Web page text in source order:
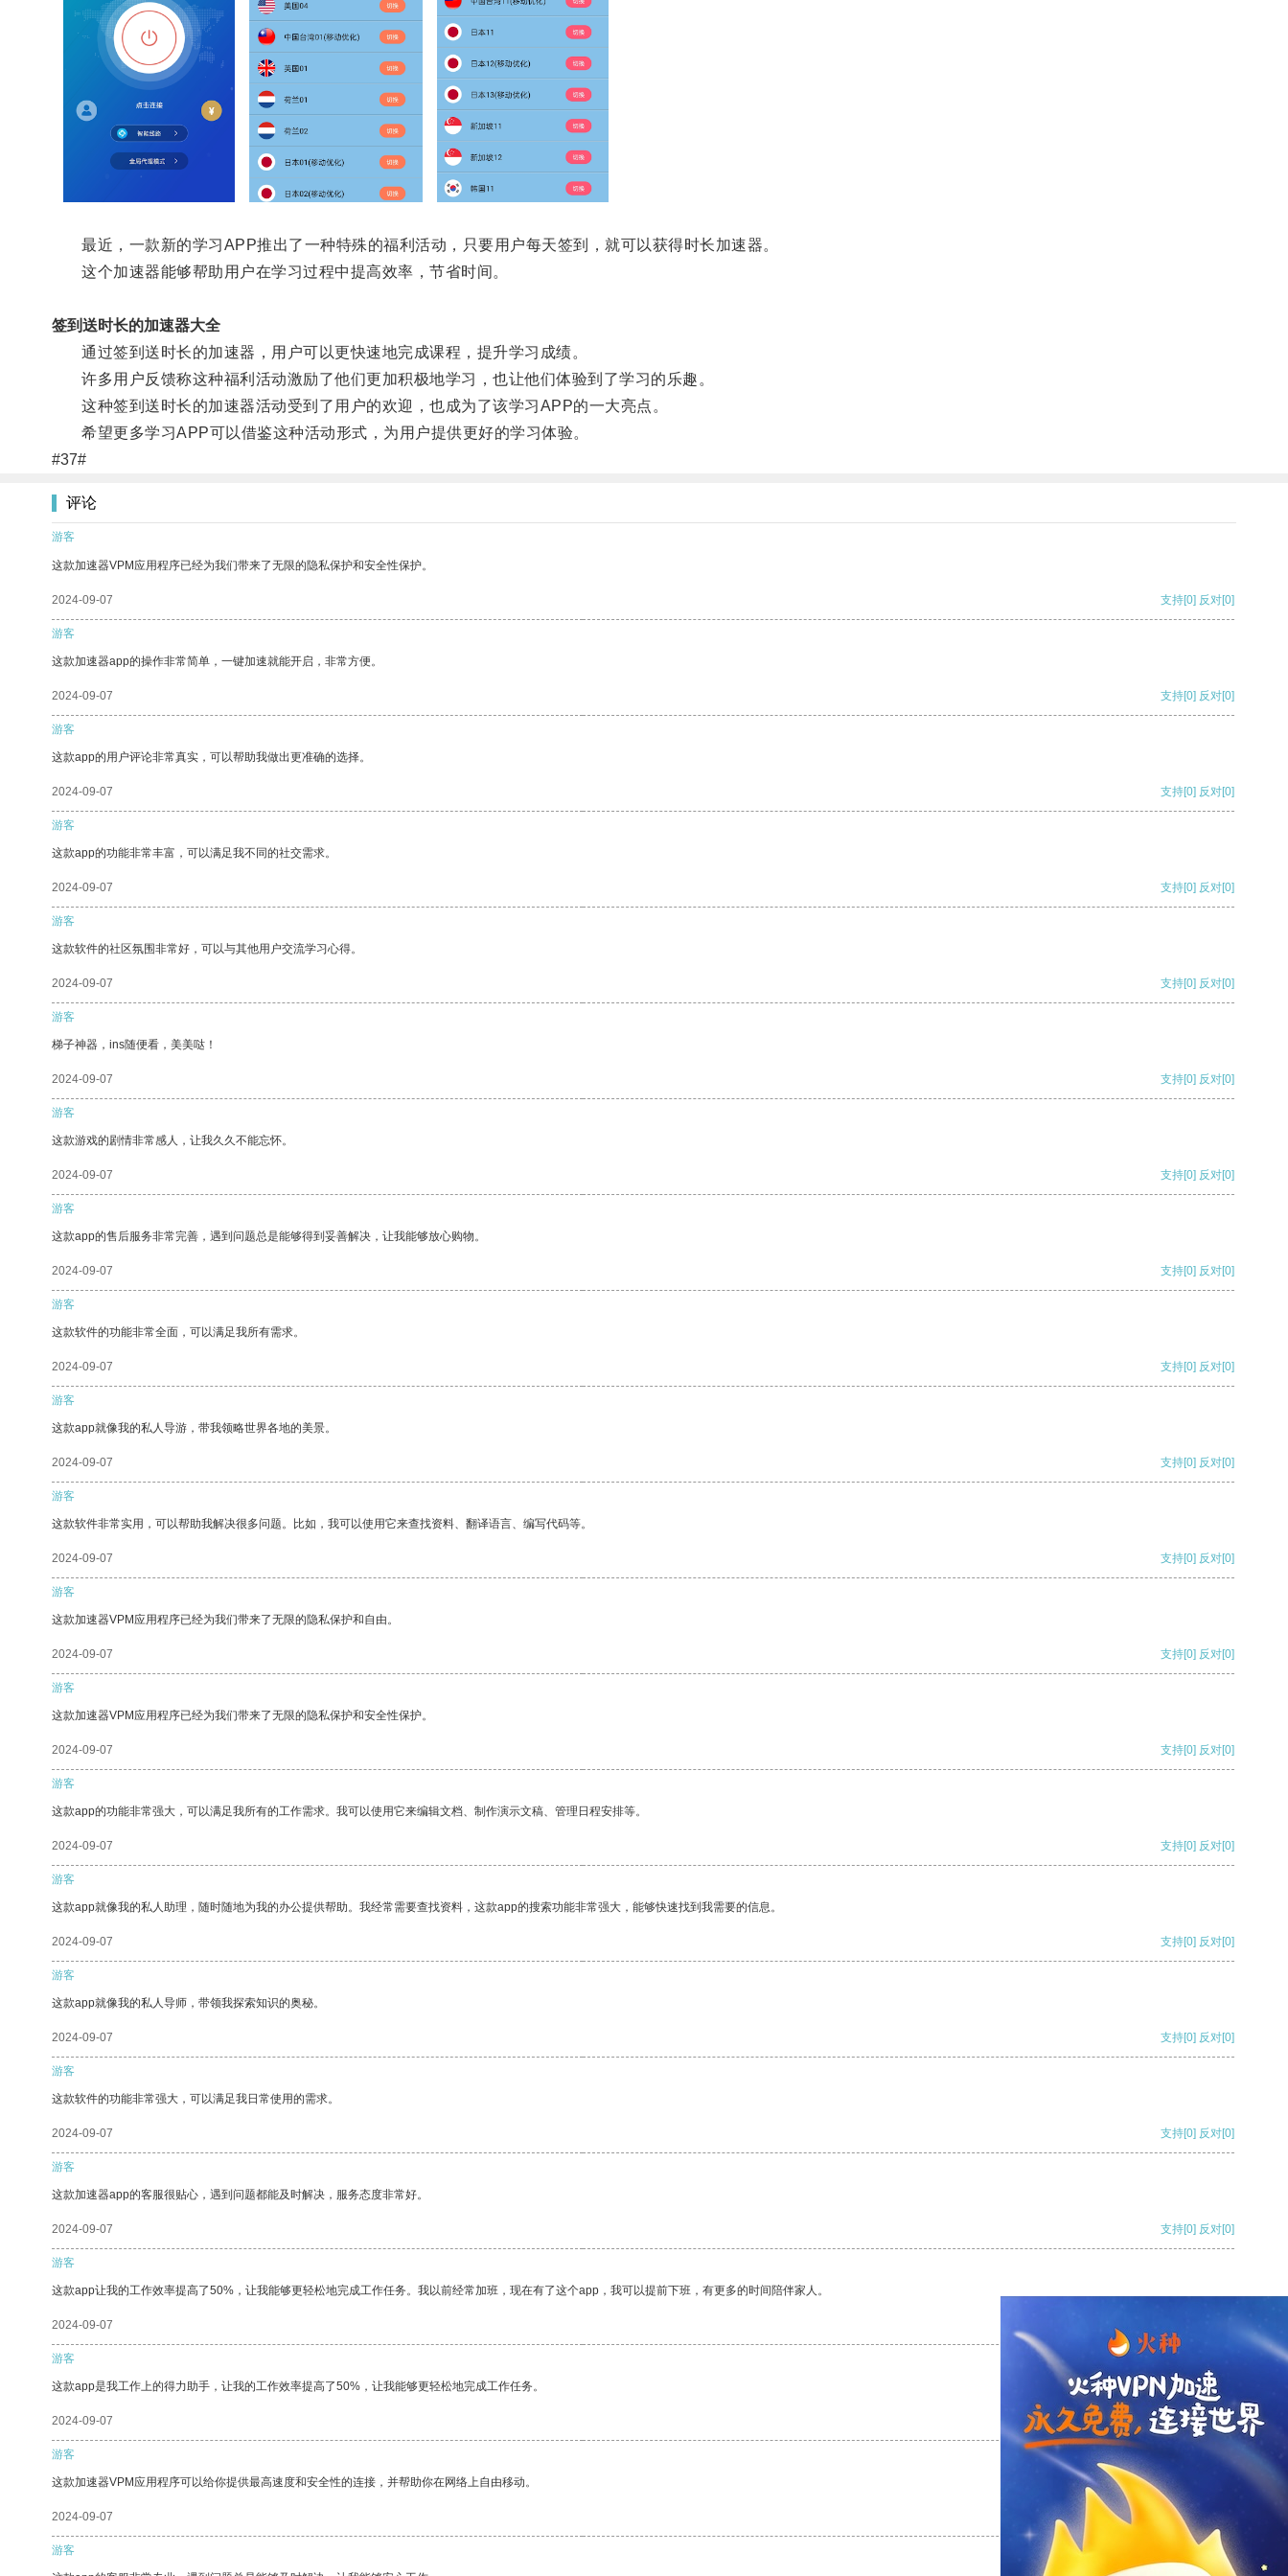
最近，一款新的学习APP推出了一种特殊的福利活动，只要用户每天签到，就可以获得时长加速器。
这个加速器能够帮助用户在学习过程中提高效率，节省时间。
签到送时长的加速器大全
通过签到送时长的加速器，用户可以更快速地完成课程，提升学习成绩。
许多用户反馈称这种福利活动激励了他们更加积极地学习，也让他们体验到了学习的乐趣。
这种签到送时长的加速器活动受到了用户的欢迎，也成为了该学习APP的一大亮点。
希望更多学习APP可以借鉴这种活动形式，为用户提供更好的学习体验。
#37#
评论
游客
这款加速器VPM应用程序已经为我们带来了无限的隐私保护和安全性保护。
2024-09-07 支持[0] 反对[0]
游客
这款加速器app的操作非常简单，一键加速就能开启，非常方便。
2024-09-07 支持[0] 反对[0]
游客
这款app的用户评论非常真实，可以帮助我做出更准确的选择。
2024-09-07 支持[0] 反对[0]
游客
这款app的功能非常丰富，可以满足我不同的社交需求。
2024-09-07 支持[0] 反对[0]
游客
这款软件的社区氛围非常好，可以与其他用户交流学习心得。
2024-09-07 支持[0] 反对[0]
游客
梯子神器，ins随便看，美美哒！
2024-09-07 支持[0] 反对[0]
游客
这款游戏的剧情非常感人，让我久久不能忘怀。
2024-09-07 支持[0] 反对[0]
游客
这款app的售后服务非常完善，遇到问题总是能够得到妥善解决，让我能够放心购物。
2024-09-07 支持[0] 反对[0]
游客
这款软件的功能非常全面，可以满足我所有需求。
2024-09-07 支持[0] 反对[0]
游客
这款app就像我的私人导游，带我领略世界各地的美景。
2024-09-07 支持[0] 反对[0]
游客
这款软件非常实用，可以帮助我解决很多问题。比如，我可以使用它来查找资料、翻译语言、编写代码等。
2024-09-07 支持[0] 反对[0]
游客
这款加速器VPM应用程序已经为我们带来了无限的隐私保护和自由。
2024-09-07 支持[0] 反对[0]
游客
这款加速器VPM应用程序已经为我们带来了无限的隐私保护和安全性保护。
2024-09-07 支持[0] 反对[0]
游客
这款app的功能非常强大，可以满足我所有的工作需求。我可以使用它来编辑文档、制作演示文稿、管理日程安排等。
2024-09-07 支持[0] 反对[0]
游客
这款app就像我的私人助理，随时随地为我的办公提供帮助。我经常需要查找资料，这款app的搜索功能非常强大，能够快速找到我需要的信息。
2024-09-07 支持[0] 反对[0]
游客
这款app就像我的私人导师，带领我探索知识的奥秘。
2024-09-07 支持[0] 反对[0]
游客
这款软件的功能非常强大，可以满足我日常使用的需求。
2024-09-07 支持[0] 反对[0]
游客
这款加速器app的客服很贴心，遇到问题都能及时解决，服务态度非常好。
2024-09-07 支持[0] 反对[0]
游客
这款app让我的工作效率提高了50%，让我能够更轻松地完成工作任务。我以前经常加班，现在有了这个app，我可以提前下班，有更多的时间陪伴家人。
2024-09-07
游客
这款app是我工作上的得力助手，让我的工作效率提高了50%，让我能够更轻松地完成工作任务。
2024-09-07 支持 [0] 反对[0]
游客
这款加速器VPM应用程序可以给你提供最高速度和安全性的连接，并帮助你在网络上自由移动。
2024-09-07 支持[0] 反对
游客